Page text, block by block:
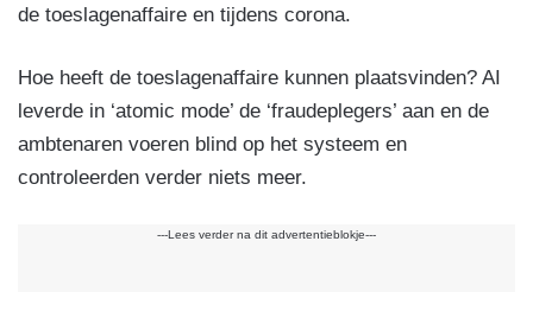
de toeslagenaffaire en tijdens corona.
Hoe heeft de toeslagenaffaire kunnen plaatsvinden? AI
leverde in ‘atomic mode’ de ‘fraudeplegers’ aan en de
ambtenaren voeren blind op het systeem en
controleerden verder niets meer.
---Lees verder na dit advertentieblokje---